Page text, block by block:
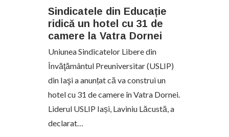
Sindicatele din Educație
ridică un hotel cu 31 de
camere la Vatra Dornei
Uniunea Sindicatelor Libere din
Învăţământul Preuniversitar (USLIP)
din Iaşi a anunțat că va construi un
hotel cu 31 de camere în Vatra Dornei.
Liderul USLIP Iași, Laviniu Lăcustă, a
declarat…